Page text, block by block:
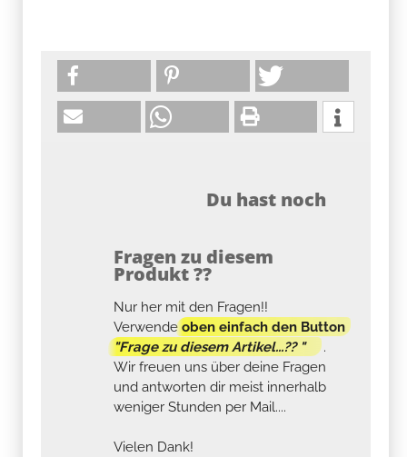
Du hast noch
Fragen zu diesem
Produkt ??
Nur her mit den Fragen!!
Verwendeoben einfach den Button
"Frage zu diesem Artikel...?? "
.
Wir freuen uns über deine Fragen
und antworten dir meist innerhalb
weniger Stunden per Mail....
Vielen Dank!